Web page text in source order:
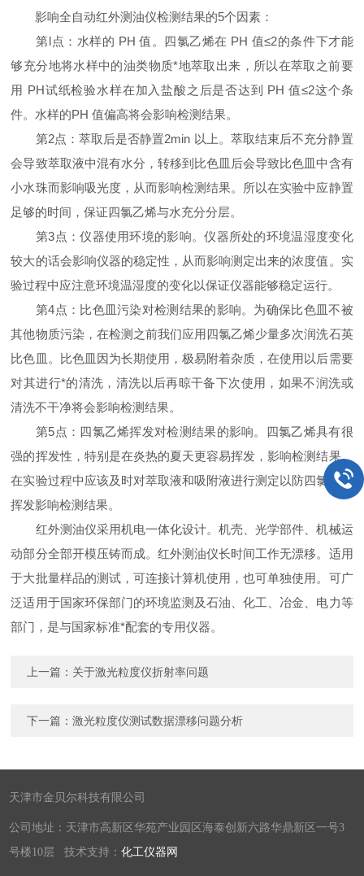
影响全自动红外测油仪检测结果的5个因素：
第l点：水样的 PH 值。四氯乙烯在 PH 值≤2的条件下才能
够充分地将水样中的油类物质*地萃取出来，所以在萃取之前要
用 PH试纸检验水样在加入盐酸之后是否达到 PH 值≤2这个条
件。水样的PH 值偏高将会影响检测结果。
第2点：萃取后是否静置2min 以上。萃取结束后不充分静置
会导致萃取液中混有水分，转移到比色皿后会导致比色皿中含有
小水珠而影响吸光度，从而影响检测结果。所以在实验中应静置
足够的时间，保证四氯乙烯与水充分分层。
第3点：仪器使用环境的影响。仪器所处的环境温湿度变化
较大的话会影响仪器的稳定性，从而影响测定出来的浓度值。实
验过程中应注意环境温湿度的变化以保证仪器能够稳定运行。
第4点：比色皿污染对检测结果的影响。为确保比色皿不被
其他物质污染，在检测之前我们应用四氯乙烯少量多次润洗石英
比色皿。比色皿因为长期使用，极易附着杂质，在使用以后需要
对其进行*的清洗，清洗以后再晾干备下次使用，如果不润洗或
清洗不干净将会影响检测结果。
第5点：四氯乙烯挥发对检测结果的影响。四氯乙烯具有很
强的挥发性，特别是在炎热的夏天更容易挥发，影响检测结果。
在实验过程中应该及时对萃取液和吸附液进行测定以防四氯乙烯
挥发影响检测结果。
红外测油仪采用机电一体化设计。机壳、光学部件、机械运
动部分全部开模压铸而成。红外测油仪长时间工作无漂移。适用
于大批量样品的测试，可连接计算机使用，也可单独使用。可广
泛适用于国家环保部门的环境监测及石油、化工、冶金、电力等
部门，是与国家标准*配套的专用仪器。
上一篇： 关于激光粒度仪折射率问题
下一篇：激光粒度仪测试数据漂移问题分析
天津市金贝尔科技有限公司
公司地址：天津市高新区华苑产业园区海泰创新六路华鼎新区一号3
号楼10层 技术支持：化工仪器网